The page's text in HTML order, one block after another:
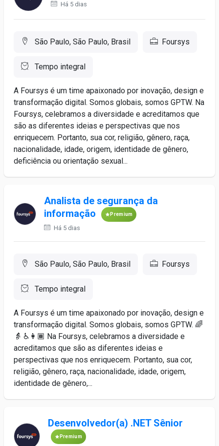
Há 5 dias
São Paulo, São Paulo, Brasil Foursys
Tempo integral
A Foursys é um time apaixonado por inovação, design e
transformação digital. Somos globais, somos GPTW. Na
Foursys, celebramos a diversidade e acreditamos que
são as diferentes ideias e perspectivas que nos
enriquecem. Portanto, sua cor, religião, gênero, raça,
nacionalidade, idade, origem, identidade de gênero,
deficiência ou orientação sexual...
Analista de segurança da
informação
Premium
Há 5 dias
São Paulo, São Paulo, Brasil Foursys
Tempo integral
A Foursys é um time apaixonado por inovação, design e
transformação digital. Somos globais, somos GPTW. 🌈
👵 ♿️👩🏾 Na Foursys, celebramos a diversidade e
acreditamos que são as diferentes ideias e
perspectivas que nos enriquecem. Portanto, sua cor,
religião, gênero, raça, nacionalidade, idade, origem,
identidade de gênero,...
Desenvolvedor(a) .NET Sênior
Premium